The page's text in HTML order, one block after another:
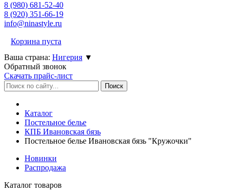
8 (980) 681-52-40
8 (920) 351-66-19
info@ninastyle.ru
Корзина пуста
Ваша страна: Нигерия ▼
Обратный звонок
Скачать прайс-лист
Каталог
Постельное белье
КПБ Ивановская бязь
Постельное белье Ивановская бязь "Кружочки"
Новинки
Распродажа
Каталог товаров